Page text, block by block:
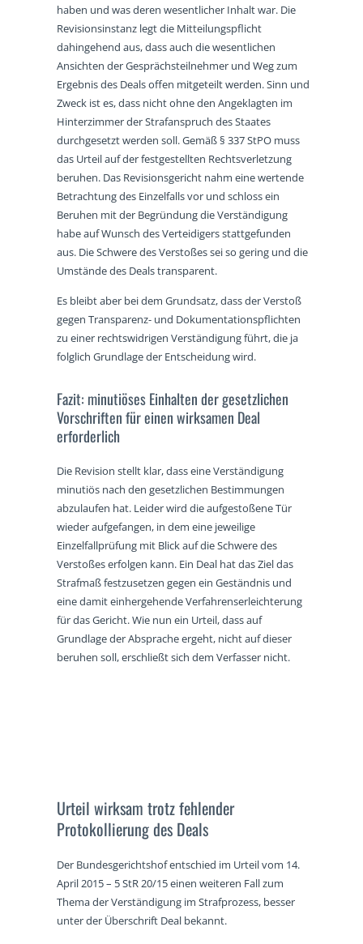
haben und was deren wesentlicher Inhalt war. Die
Revisionsinstanz legt die Mitteilungspflicht
dahingehend aus, dass auch die wesentlichen
Ansichten der Gesprächsteilnehmer und Weg zum
Ergebnis des Deals offen mitgeteilt werden. Sinn und
Zweck ist es, dass nicht ohne den Angeklagten im
Hinterzimmer der Strafanspruch des Staates
durchgesetzt werden soll. Gemäß § 337 StPO muss
das Urteil auf der festgestellten Rechtsverletzung
beruhen. Das Revisionsgericht nahm eine wertende
Betrachtung des Einzelfalls vor und schloss ein
Beruhen mit der Begründung die Verständigung
habe auf Wunsch des Verteidigers stattgefunden
aus. Die Schwere des Verstoßes sei so gering und die
Umstände des Deals transparent.
Es bleibt aber bei dem Grundsatz, dass der Verstoß
gegen Transparenz- und Dokumentationspflichten
zu einer rechtswidrigen Verständigung führt, die ja
folglich Grundlage der Entscheidung wird.
Fazit: minutiöses Einhalten der gesetzlichen
Vorschriften für einen wirksamen Deal
erforderlich
Die Revision stellt klar, dass eine Verständigung
minutiös nach den gesetzlichen Bestimmungen
abzulaufen hat. Leider wird die aufgestoßene Tür
wieder aufgefangen, in dem eine jeweilige
Einzelfallprüfung mit Blick auf die Schwere des
Verstoßes erfolgen kann. Ein Deal hat das Ziel das
Strafmaß festzusetzen gegen ein Geständnis und
eine damit einhergehende Verfahrenserleichterung
für das Gericht. Wie nun ein Urteil, dass auf
Grundlage der Absprache ergeht, nicht auf dieser
beruhen soll, erschließt sich dem Verfasser nicht.
Urteil wirksam trotz fehlender
Protokollierung des Deals
Der Bundesgerichtshof entschied im Urteil vom 14.
April 2015 – 5 StR 20/15 einen weiteren Fall zum
Thema der Verständigung im Strafprozess, besser
unter der Überschrift Deal bekannt.